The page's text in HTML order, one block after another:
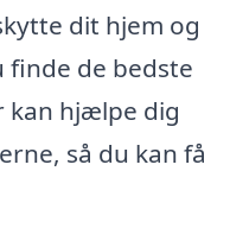
dit hjem og
finde de bedste
kan hjælpe dig
så du kan få